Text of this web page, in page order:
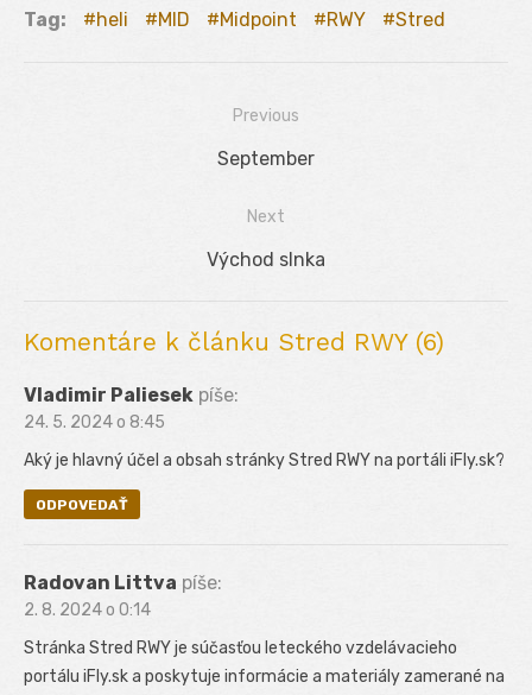
Tag: heli MID Midpoint RWY Stred
Previous
Previous
September
Next
Next
Východ slnka
Komentáre k článku Stred RWY (6)
Vladimir Paliesek píše:
24. 5. 2024 o 8:45
Aký je hlavný účel a obsah stránky Stred RWY na portáli iFly.sk?
ODPOVEDAŤ
Radovan Littva píše:
2. 8. 2024 o 0:14
Stránka Stred RWY je súčasťou leteckého vzdelávacieho
portálu iFly.sk a poskytuje informácie a materiály zamerané na